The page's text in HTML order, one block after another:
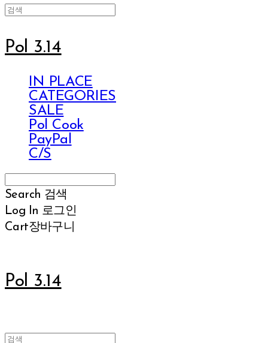
Pol 3.14
IN PLACE
CATEGORIES
SALE
Pol Cook
PayPal
C/S
Search 검색
Log In 로그인
Cart장바구니
Pol 3.14